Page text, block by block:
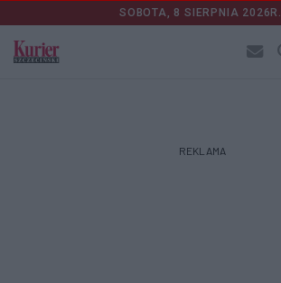
SOBOTA, 8 SIERPNIA 2026R.
REKLAMA